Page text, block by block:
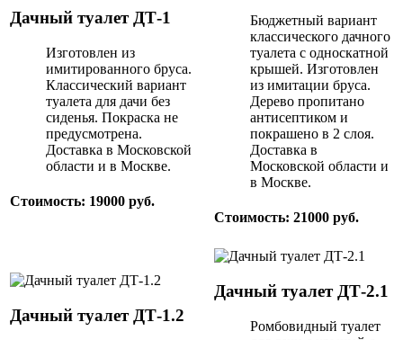
Дачный туалет ДТ-1
Изготовлен из
имитированного бруса.
Классический вариант
туалета для дачи без
сиденья. Покраска не
предусмотрена.
Доставка в Московской
области и в Москве.
Стоимость: 19000 руб.
Бюджетный вариант
классического дачного
туалета с односкатной
крышей. Изготовлен
из имитации бруса.
Дерево пропитано
антисептиком и
покрашено в 2 слоя.
Доставка в
Московской области и
в Москве.
Стоимость: 21000 руб.
Дачный туалет ДТ-1.2
Дачный туалет ДТ-2.1
Ромбовидный туалет